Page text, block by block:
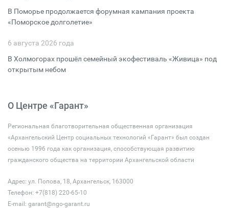
В Поморье продолжается форумная кампания проекта
«Поморское долголетие»
6 августа 2026 года
В Холмогорах прошёл семейный экофестиваль «Живица» под
открытым небом
О Центре «Гарант»
Региональная благотворительная общественная организация
«Архангельский Центр социальных технологий «Гарант» был создан
осенью 1996 года как организация, способствующая развитию
гражданского общества на территории Архангельской области
Адрес: ул. Попова, 18, Архангельск, 163000
Телефон: +7(818) 220-65-10
E-mail: garant@ngo-garant.ru